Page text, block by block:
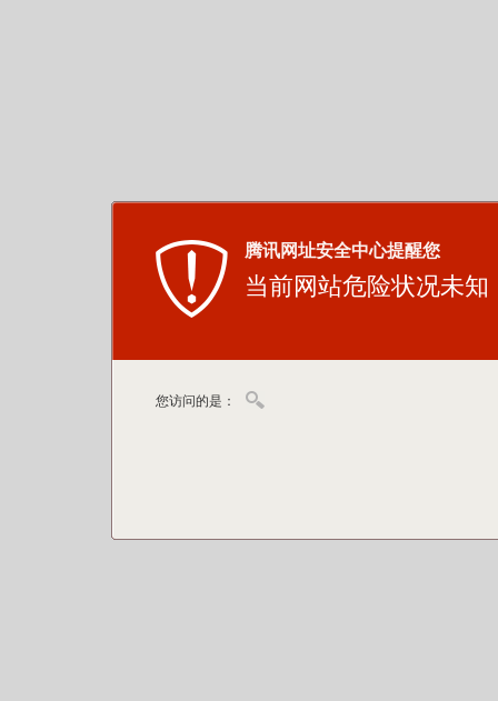
腾讯网址安全中心提醒您
当前网站危险状况未知
您访问的是：